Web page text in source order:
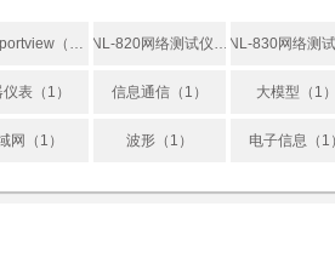
（2） NL-820网络测试仪用户手册（1） NL-830网络测试仪用户手册
表（1） 信息通信（1） 大模型（1）
网（1） 波形（1） 电子信息（1）